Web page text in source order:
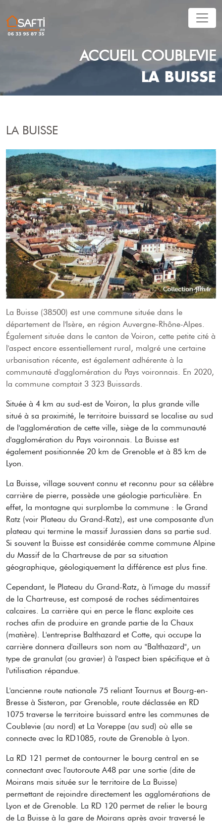
ACCUEIL COUBLEVIE
LA BUISSE
LA BUISSE
La Buisse (38500) est une commune située dans le
département de l'Isère, en région Auvergne-Rhône-Alpes.
Également située dans le canton de Voiron, cette petite cité à
l'aspect encore essentiellement rural, malgré une certaine
urbanisation récente, est également adhérente à la
communauté d'agglomération du Pays voironnais. En 2020,
la commune comptait 3 323 Buissards.
Située à 4 km au sud-est de Voiron, la plus grande ville
situé à sa proximité, le territoire buissard se localise au sud
de l'agglomération de cette ville, siège de la communauté
d'agglomération du Pays voironnais. La Buisse est
également positionnée 20 km de Grenoble et à 85 km de
Lyon.
La Buisse, village souvent connu et reconnu pour sa célèbre
carrière de pierre, possède une géologie particulière. En
effet, la montagne qui surplombe la commune : le Grand
Ratz (voir Plateau du Grand-Ratz), est une composante d'un
plateau qui termine le massif Jurassien dans sa partie sud.
Si souvent la Buisse est considérée comme commune Alpine
du Massif de la Chartreuse de par sa situation
géographique, géologiquement la différence est plus fine.
Cependant, le Plateau du Grand-Ratz, à l'image du massif
de la Chartreuse, est composé de roches sédimentaires
calcaires. La carrière qui en perce le flanc exploite ces
roches afin de produire en grande partie de la Chaux
(matière). L'entreprise Balthazard et Cotte, qui occupe la
carrière donnera d'ailleurs son nom au "Balthazard", un
type de granulat (ou gravier) à l'aspect bien spécifique et à
l'utilisation répandue.
L'ancienne route nationale 75 reliant Tournus et Bourg-en-
Bresse à Sisteron, par Grenoble, route déclassée en RD
1075 traverse le territoire buissard entre les communes de
Coublevie (au nord) et La Voreppe (au sud) où elle se
connecte avec la RD1085, route de Grenoble à Lyon.
La RD 121 permet de contourner le bourg central en se
connectant avec l'autoroute A48 par une sortie (dite de
Moirans mais située sur le territoire de La Buisse)
permettant de rejoindre directement les agglomérations de
Lyon et de Grenoble. La RD 120 permet de relier le bourg
de La Buisse à la gare de Moirans après avoir traversé le